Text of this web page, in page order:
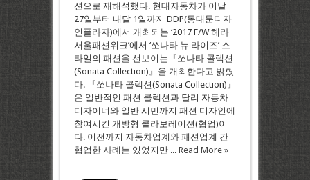
션으로 재해석했다. 현대자동차가 이달
27일부터 내달 1일까지 DDP(동대문디자
인플라자)에서 개최되는 ‘2017 F/W 헤라
서울패션위크’에서 ‘쏘나타 뉴 라이즈’ 스
타일의 패션을 선보이는『쏘나타 콜렉션
(Sonata Collection)』을 개최한다고 밝혔
다. 『쏘나타 콜렉션(Sonata Collection)』
은 일반적인 패션 콜렉션과 달리 자동차
디자이너와 일반 시민까지 패션 디자인에
참여시킨 개방형 콜라보레이션(협업)이
다. 이전까지 자동차업계와 패션업계 간
협업한 사례는 있었지만 ... Read More »